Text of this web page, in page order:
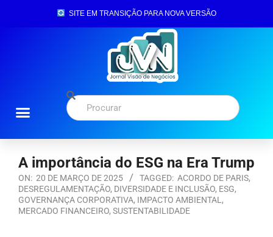
SITE EM TRANSIÇÃO PARA NOVA VERSÃO
A importância do ESG na Era Trump
ON: 20 DE MARÇO DE 2025 TAGGED: ACORDO DE PARIS,
DESREGULAMENTAÇÃO, DIVERSIDADE E INCLUSÃO, ESG,
GOVERNANÇA CORPORATIVA, IMPACTO AMBIENTAL ,
MERCADO FINANCEIRO, SUSTENTABILIDADE